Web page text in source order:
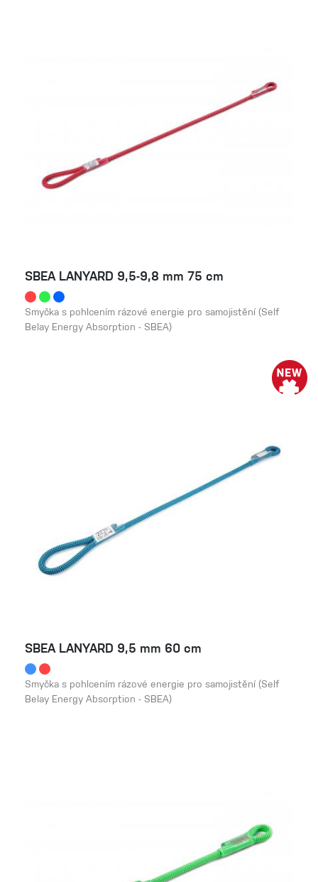
SBEA LANYARD 9,5-9,8 mm 75 cm
Smyčka s pohlcením rázové energie pro samojistění (Self
Belay Energy Absorption - SBEA)
SBEA LANYARD 9,5 mm 60 cm
Smyčka s pohlcením rázové energie pro samojistění (Self
Belay Energy Absorption - SBEA)